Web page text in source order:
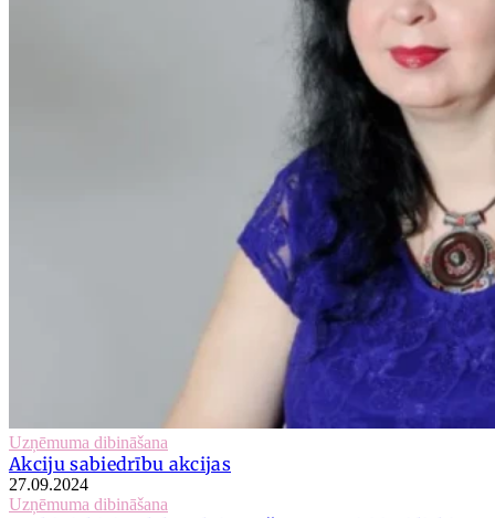
Uzņēmuma dibināšana
Akciju sabiedrību akcijas
27.09.2024
Uzņēmuma dibināšana